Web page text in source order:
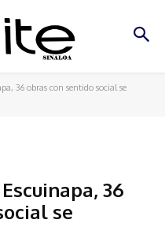
36 obras con sentido social se
36
se